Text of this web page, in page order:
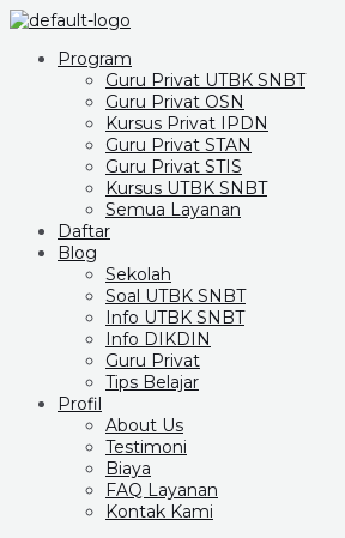
Program
Guru Privat UTBK SNBT
Guru Privat OSN
Kursus Privat IPDN
Guru Privat STAN
Guru Privat STIS
Kursus UTBK SNBT
Semua Layanan
Daftar
Blog
Sekolah
Soal UTBK SNBT
Info UTBK SNBT
Info DIKDIN
Guru Privat
Tips Belajar
Profil
About Us
Testimoni
Biaya
FAQ Layanan
Kontak Kami